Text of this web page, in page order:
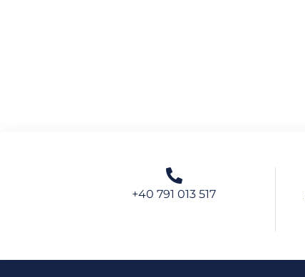
+40 791 013 517